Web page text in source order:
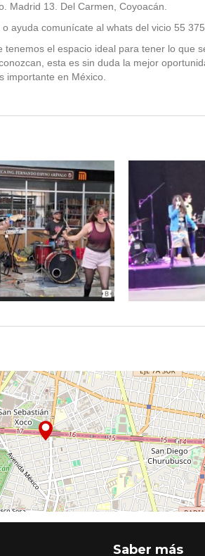
Madrid 13. Del Carmen, Coyoacán.
ayuda comunícate al whats del vicio 55
el espacio ideal para tener lo que
esta es sin duda la mejor
importante en México.
Saber más